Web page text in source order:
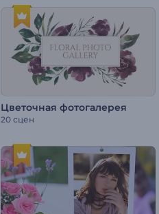
Цветочная фотогалерея
20 сцен